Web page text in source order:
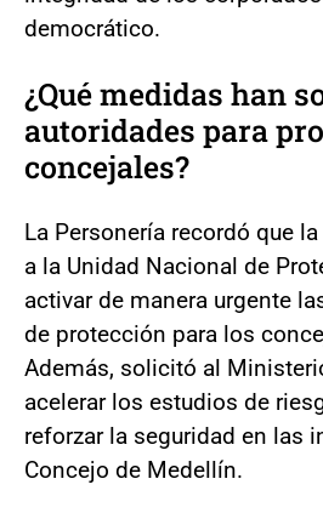
democrático.
¿Qué medidas han
autoridades para
concejales?
La Personería recordó que
a la Unidad Nacional de
activar de manera urgente
de protección para los
Además, solicitó al
acelerar los estudios de
reforzar la seguridad en las
Concejo de Medellín.